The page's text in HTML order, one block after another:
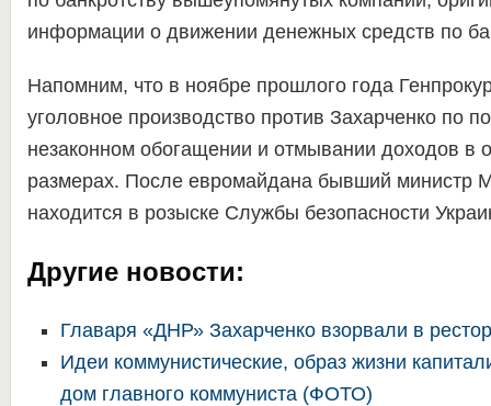
информации о движении денежных средств по
Напомним, что в ноябре прошлого года
уголовное производство против Захарченко по
незаконном обогащении и отмывании доходов в
размерах. После евромайдана бывший министр
находится в розыске Службы безопасности
Другие новости:
Главаря «ДНР» Захарченко взорвали в
Идеи коммунистические, образ жизни
дом главного коммуниста (ФОТО)